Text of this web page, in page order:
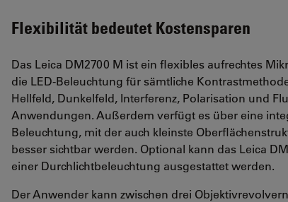
Flexibilität bedeutet Kostensparen
Das Leica DM2700 M ist ein flexibles aufrechtes
die LED-Beleuchtung für sämtliche
Hellfeld, Dunkelfeld, Interferenz, Polarisation und
Anwendungen. Außerdem verfügt es über eine
Beleuchtung, mit der auch kleinste
besser sichtbar werden. Optional kann das Leica
einer Durchlichtbeleuchtung ausgestattet werden.
Der Anwender kann zwischen drei